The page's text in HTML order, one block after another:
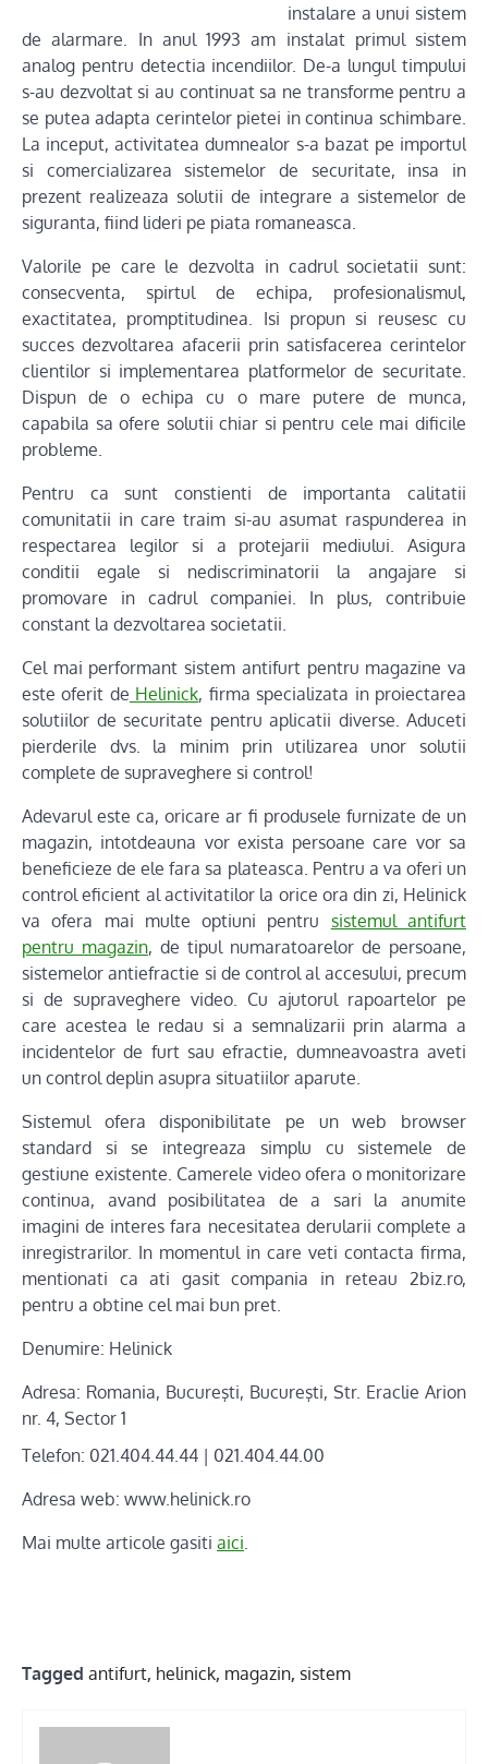
instalare a unui sistem
de alarmare. In anul 1993 am instalat primul sistem
analog pentru detectia incendiilor. De-a lungul timpului
s-au dezvoltat si au continuat sa ne transforme pentru a
se putea adapta cerintelor pietei in continua schimbare.
La inceput, activitatea dumnealor s-a bazat pe importul
si comercializarea sistemelor de securitate, insa in
prezent realizeaza solutii de integrare a sistemelor de
siguranta, fiind lideri pe piata romaneasca.
Valorile pe care le dezvolta in cadrul societatii sunt:
consecventa, spirtul de echipa, profesionalismul,
exactitatea, promptitudinea. Isi propun si reusesc cu
succes dezvoltarea afacerii prin satisfacerea cerintelor
clientilor si implementarea platformelor de securitate.
Dispun de o echipa cu o mare putere de munca,
capabila sa ofere solutii chiar si pentru cele mai dificile
probleme.
Pentru ca sunt constienti de importanta calitatii
comunitatii in care traim si-au asumat raspunderea in
respectarea legilor si a protejarii mediului. Asigura
conditii egale si nediscriminatorii la angajare si
promovare in cadrul companiei. In plus, contribuie
constant la dezvoltarea societatii.
Cel mai performant sistem antifurt pentru magazine va
este oferit de Helinick, firma specializata in proiectarea
solutiilor de securitate pentru aplicatii diverse. Aduceti
pierderile dvs. la minim prin utilizarea unor solutii
complete de supraveghere si control!
Adevarul este ca, oricare ar fi produsele furnizate de un
magazin, intotdeauna vor exista persoane care vor sa
beneficieze de ele fara sa plateasca. Pentru a va oferi un
control eficient al activitatilor la orice ora din zi, Helinick
va ofera mai multe optiuni pentru sistemul antifurt
pentru magazin, de tipul numaratoarelor de persoane,
sistemelor antiefractie si de control al accesului, precum
si de supraveghere video. Cu ajutorul rapoartelor pe
care acestea le redau si a semnalizarii prin alarma a
incidentelor de furt sau efractie, dumneavoastra aveti
un control deplin asupra situatiilor aparute.
Sistemul ofera disponibilitate pe un web browser
standard si se integreaza simplu cu sistemele de
gestiune existente. Camerele video ofera o monitorizare
continua, avand posibilitatea de a sari la anumite
imagini de interes fara necesitatea derularii complete a
inregistrarilor. In momentul in care veti contacta firma,
mentionati ca ati gasit compania in reteau 2biz.ro,
pentru a obtine cel mai bun pret.
Denumire: Helinick
Adresa: Romania, Bucureşti, Bucureşti, Str. Eraclie Arion
nr. 4, Sector 1
Telefon: 021.404.44.44 | 021.404.44.00
Adresa web: www.helinick.ro
Mai multe articole gasiti aici
Tagged antifurt, helinick, magazin, sistem